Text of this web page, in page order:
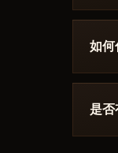
打
请在
Boot
如何
通过
内。
是否